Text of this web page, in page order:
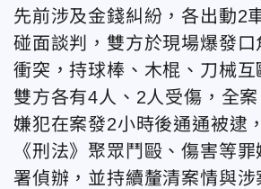
先前涉及金錢糾紛，各出動2
碰面談判，雙方於現場爆發
衝突，持球棒、木棍、刀械
雙方各有4人、2人受傷，全
嫌犯在案發2小時後通通被逮
《刑法》聚眾鬥毆、傷害等
署偵辦，並持續釐清案情與涉